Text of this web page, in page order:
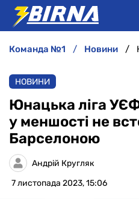
АНАЛІТИКА
ІНТЕРВ'Ю
РІЗНЕ
БУКМЕКЕРИ
команда №1 новини
НОВИНИ
Юнацька ліга
у меншості не
Барселоною
Андрій Кругляк
7 листопада 2023, 15:06